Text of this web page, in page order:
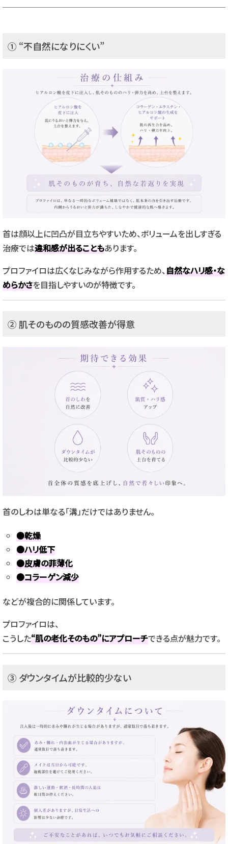
① “不自然になりにくい”
首は顔以上に凹凸が目立ちやすいため、ボリュームを出しすぎる
治療では違和感が出ることもあります。
プロファイロは広くなじみながら作用するため、自然なハリ感・な
めらかさを目指しやすいのが特徴です。
② 肌そのものの質感改善が得意
首のしわは単なる「溝」だけではありません。
●乾燥
●ハリ低下
●皮膚の菲薄化
●コラーゲン減少
などが複合的に関係しています。
プロファイロは、
こうした“肌の老化そのもの”にアプローチできる点が魅力です。
③ ダウンタイムが比較的少ない